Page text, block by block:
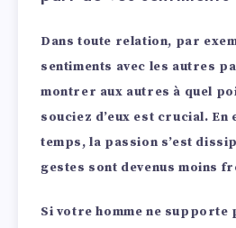
Dans toute relation, par
sentiments avec les autres
montrer aux autres à quel
souciez d’eux est crucial. En
temps, la passion s’est
gestes sont devenus moins
Si votre homme ne supporte